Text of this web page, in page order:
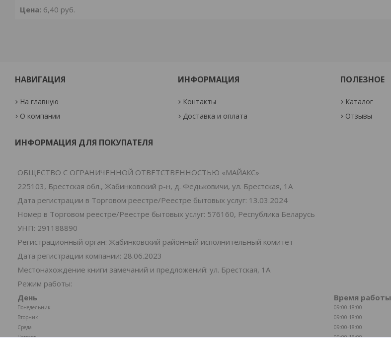
Цена: 6,40 руб.
НАВИГАЦИЯ
На главную
О компании
ИНФОРМАЦИЯ
Контакты
Доставка и оплата
ПОЛЕЗНОЕ
Каталог
Отзывы
ИНФОРМАЦИЯ ДЛЯ ПОКУПАТЕЛЯ
ОБЩЕСТВО С ОГРАНИЧЕННОЙ ОТВЕТСТВЕННОСТЬЮ «МАЙАКС»
225103, Брестская обл., Жабинковский р-н, д. Федьковичи, ул. Брестская, 1А
Дата регистрации в Торговом реестре/Реестре бытовых услуг: 13.03.2024
Номер в Торговом реестре/Реестре бытовых услуг: 576160, Республика Беларусь
УНП: 291188890
Регистрационный орган: Жабинковский районный исполнительный комитет
Дата регистрации компании: 28.06.2023
Местонахождение книги замечаний и предложений: ул. Брестская, 1А
Режим работы:
День
Время работы
Понедельник
09:00-18:00
Вторник
09:00-18:00
Среда
09:00-18:00
Четверг
09:00-18:00